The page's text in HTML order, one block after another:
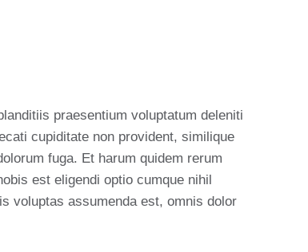
praesentium voluptatum deleniti
cupiditate non provident, similique
fuga. Et harum quidem rerum
est eligendi optio cumque nihil
voluptas assumenda est, omnis dolor